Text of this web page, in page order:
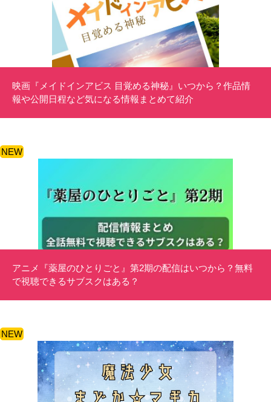
映画『メイドインアビス 目覚める神秘』いつから？作品情
報や公開日程など気になる情報まとめて紹介
NEW
アニメ『薬屋のひとりごと』第2期の配信はいつから？無料
で視聴できるサブスクはある？
NEW